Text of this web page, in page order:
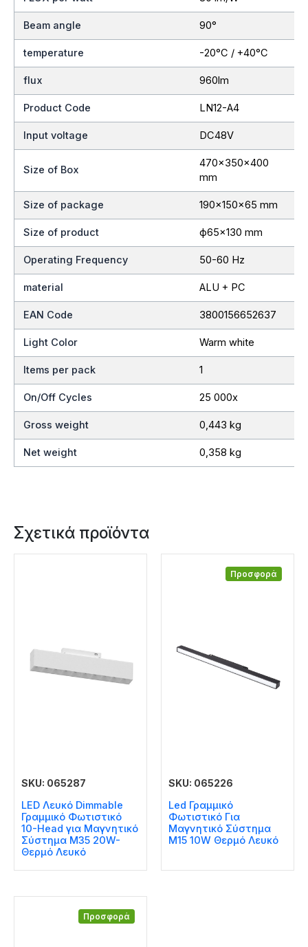
Beam angle 90°
temperature -20°C / +40°C
flux 960lm
Product Code LN12-A4
Input voltage DC48V
Size of Box
470x350x400
mm
Size of package 190x150x65 mm
Size of product ф65×130 mm
Operating Frequency 50-60 Hz
material ALU + PC
EAN Code 3800156652637
Light Color Warm white
Items per pack 1
On/Off Cycles 25 000x
Gross weight 0,443 kg
Net weight 0,358 kg
Σχετικά προϊόντα
SKU: 065287
LED Λευκό Dimmable
Γραμμικό Φωτιστικό
10-Head για Μαγνητικό
Σύστημα M35 20W-
Θερμό Λευκό
Προσφορά
SKU: 065226
Led Γραμμικό
Φωτιστικό Για
Μαγνητικό Σύστημα
Μ15 10W Θερμό Λευκό
Προσφορά